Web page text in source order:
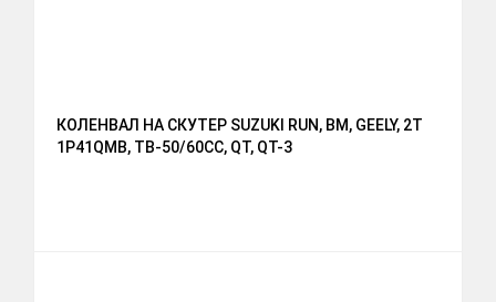
КОЛЕНВАЛ НА СКУТЕР SUZUKI RUN, BM, GEELY, 2T
1P41QMB, ТВ-50/60СС, QT, QT-3